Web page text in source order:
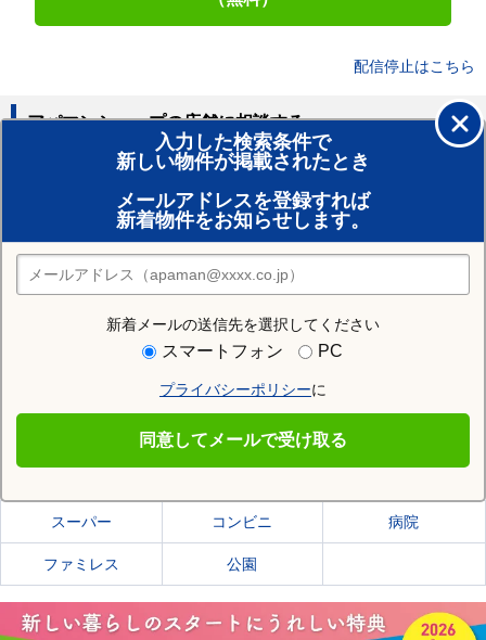
配信停止はこちら
入力した検索条件で
新しい物件が掲載されたとき
メールアドレスを登録すれば
新着物件をお知らせします。
新着メールの送信先を選択してください
スマートフォン PC
プライバシーポリシーに
同意してメールで受け取る
アパマンショップの店舗に相談する
賃貸のプロがお部屋探し！
おまかせ物件リクエスト
住みたい街の店舗を探す
店舗検索
住む街研究所で弘前市の情報を見る
弘前市の施設一覧
スーパー コンビニ 病院
ファミレス 公園